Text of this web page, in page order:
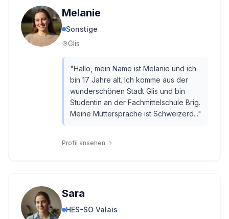
Melanie
Sonstige
Glis
"Hallo, mein Name ist Melanie und ich
bin 17 Jahre alt. Ich komme aus der
wunderschönen Stadt Glis und bin
Studentin an der Fachmittelschule Brig.
Meine Muttersprache ist Schweizerd..."
Profil ansehen
Sara
HES-SO Valais